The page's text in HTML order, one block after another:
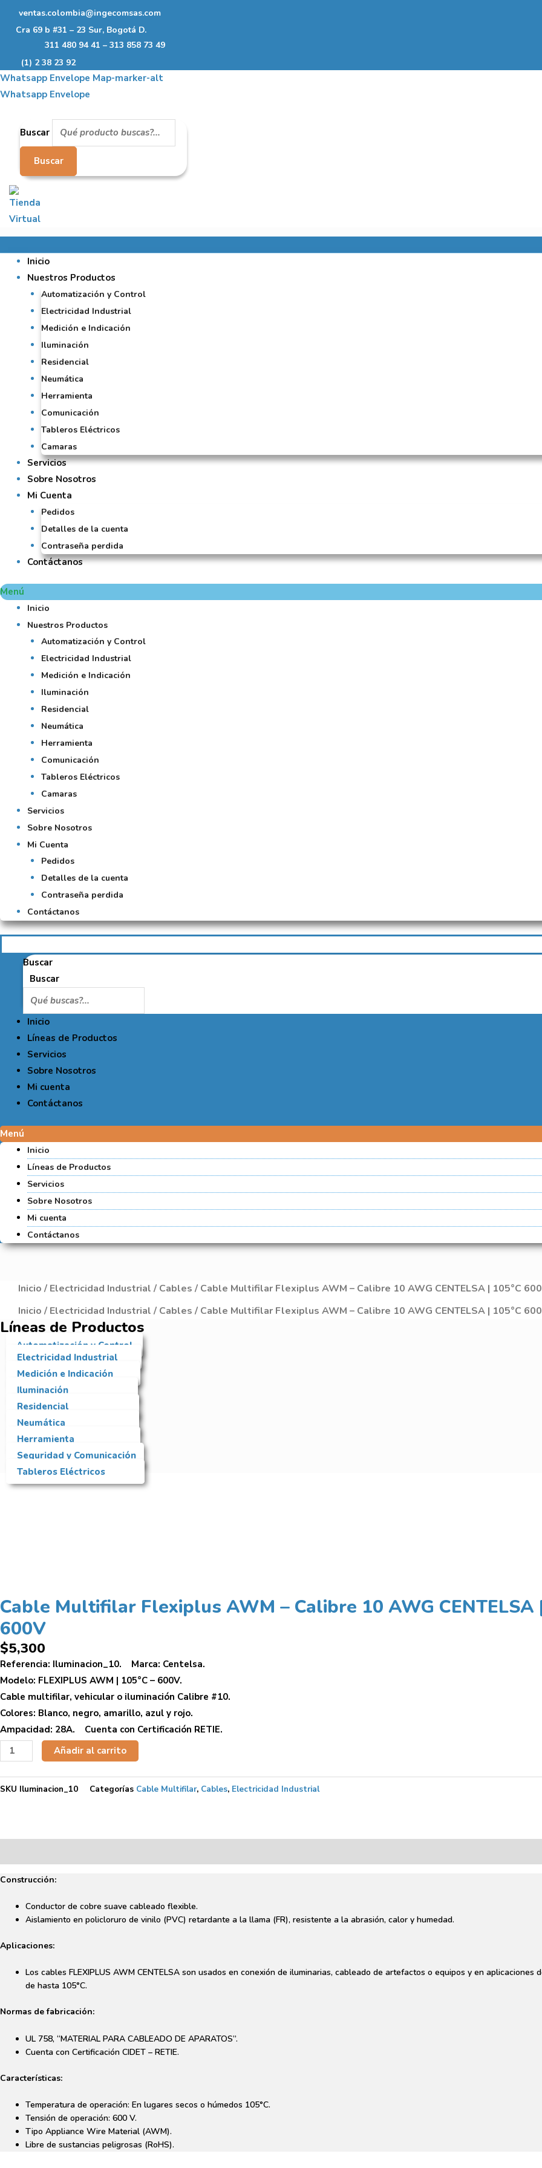
ventas.colombia@ingecomsas.com
Cra 69 b #31 – 23 Sur, Bogotá D.
311 480 94 41 – 313 858 73 49
(1) 2 38 23 92
Whatsapp Envelope Map-marker-alt
Whatsapp Envelope
Buscar
Buscar
Inicio
Nuestros Productos
Automatización y Control
Electricidad Industrial
Medición e Indicación
Iluminación
Residencial
Neumática
Herramienta
Comunicación
Tableros Eléctricos
Camaras
Servicios
Sobre Nosotros
Mi Cuenta
Pedidos
Detalles de la cuenta
Contraseña perdida
Contáctanos
Menú
Inicio
Nuestros Productos
Automatización y Control
Electricidad Industrial
Medición e Indicación
Iluminación
Residencial
Neumática
Herramienta
Comunicación
Tableros Eléctricos
Camaras
Servicios
Sobre Nosotros
Mi Cuenta
Pedidos
Detalles de la cuenta
Contraseña perdida
Contáctanos
Buscar
Buscar
Inicio
Líneas de Productos
Servicios
Sobre Nosotros
Mi cuenta
Contáctanos
Menú
Inicio
Líneas de Productos
Servicios
Sobre Nosotros
Mi cuenta
Contáctanos
Inicio / Electricidad Industrial / Cables / Cable Multifilar Flexiplus AWM – Calibre 10 AWG CENTELSA | 105°C
Inicio / Electricidad Industrial / Cables / Cable Multifilar Flexiplus AWM – Calibre 10 AWG CENTELSA | 105°C
Líneas de Productos
Automatización y Control
Electricidad Industrial
Medición e Indicación
Iluminación
Residencial
Neumática
Herramienta
Seguridad y Comunicación
Tableros Eléctricos
Cable Multifilar Flexiplus AWM – Calibre 10 AWG CENTELSA
600V
$5,300
Referencia: Iluminacion_10. Marca: Centelsa.
Modelo: FLEXIPLUS AWM | 105°C – 600V.
Cable multifilar, vehicular o iluminación Calibre #10.
Colores: Blanco, negro, amarillo, azul y rojo.
Ampacidad: 28A. Cuenta con Certificación RETIE.
Cable
Multifilar
Flexiplus
AWG
CENTELSA
105°C
cantidad
Añadir al carrito
SKU Iluminacion_10 Categorías Cable Multifilar, Cables, Electricidad Industrial
Construcción:
Conductor de cobre suave cableado flexible.
Aislamiento en policloruro de vinilo (PVC) retardante a la llama (FR), resistente a la abrasión, calor y humedad.
Aplicaciones:
Los cables FLEXIPLUS AWM CENTELSA son usados en conexión de iluminarias, cableado de artefactos o equipos y en aplicaciones
de hasta 105°C.
Normas de fabricación:
UL 758, “MATERIAL PARA CABLEADO DE APARATOS”.
Cuenta con Certificación CIDET – RETIE.
Características:
Temperatura de operación: En lugares secos o húmedos 105°C.
Tensión de operación: 600 V.
Tipo Appliance Wire Material (AWM).
Libre de sustancias peligrosas (RoHS).